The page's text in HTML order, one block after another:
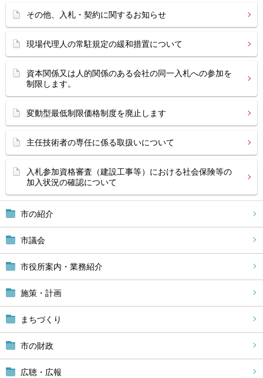
市の紹介
市議会
市役所案内・業務紹介
施策・計画
まちづくり
市の財政
広聴・広報
その他、入札・契約に関するお知らせ
現場代理人の常駐規定の緩和措置について
資本関係又は人的関係のある会社の同一入札への参加を
制限します。
変動型最低制限価格制度を廃止します
主任技術者の専任に係る取扱いについて
入札参加資格審査（建設工事等）における社会保険等の
加入状況の確認について